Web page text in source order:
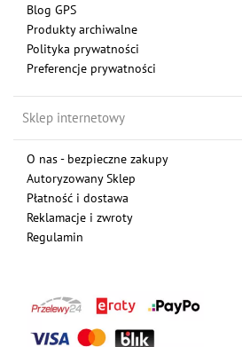
Blog GPS
Produkty archiwalne
Polityka prywatności
Preferencje prywatności
Sklep internetowy
O nas - bezpieczne zakupy
Autoryzowany Sklep
Płatność i dostawa
Reklamacje i zwroty
Regulamin